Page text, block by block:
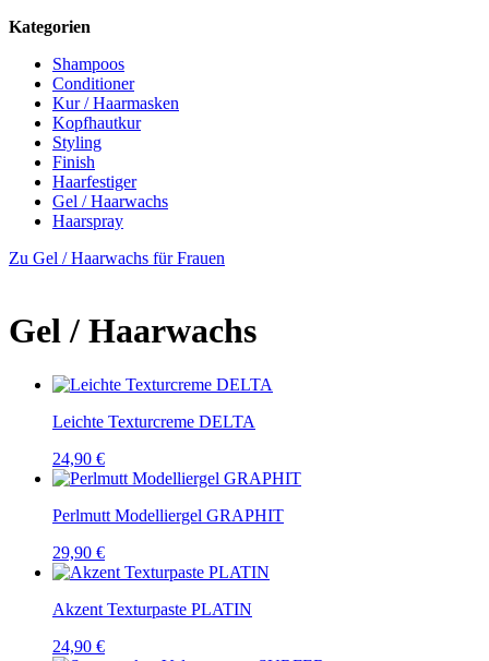
Kategorien
Shampoos
Conditioner
Kur / Haarmasken
Kopfhautkur
Styling
Finish
Haarfestiger
Gel / Haarwachs
Haarspray
Zu Gel / Haarwachs für Frauen
Gel / Haarwachs
Leichte Texturcreme DELTA
24,90 €
Perlmutt Modelliergel GRAPHIT
29,90 €
Akzent Texturpaste PLATIN
24,90 €